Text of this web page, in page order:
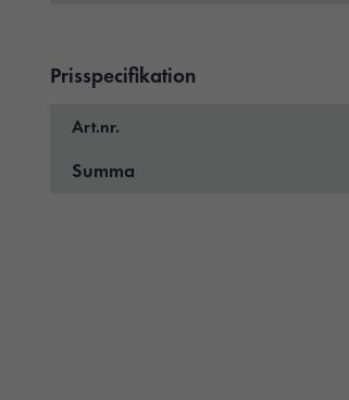
Prisspecifikation
Art.nr.
Summa